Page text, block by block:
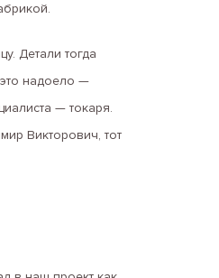
Детали тогда
надоело —
— токаря.
Викторович, тот